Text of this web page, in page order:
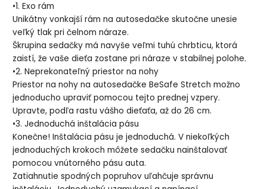
•1. Exo rám
Unikátny vonkajší rám na autosedačke skutočne unesie
veľký tlak pri čelnom náraze.
Škrupina sedačky má navyše veľmi tuhú chrbticu, ktorá
zaistí, že vaše dieťa zostane pri náraze v stabilnej polohe.
•2. Neprekonateľný priestor na nohy
Priestor na nohy na autosedačke BeSafe Stretch možno
jednoducho upraviť pomocou tejto prednej vzpery.
Upravte, podľa rastu vášho dieťaťa, až do 26 cm.
•3. Jednoduchá inštalácia pásu
Konečne! Inštalácia pásu je jednoduchá. V niekoľkých
jednoduchých krokoch môžete sedačku nainštalovať
pomocou vnútorného pásu auta.
Zatiahnutie spodných popruhov uľahčuje správnu